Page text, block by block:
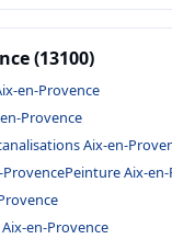
(13100)
en-Provence
Provence
Aix-en-
ProvencePeinture Aix-
en-Provence